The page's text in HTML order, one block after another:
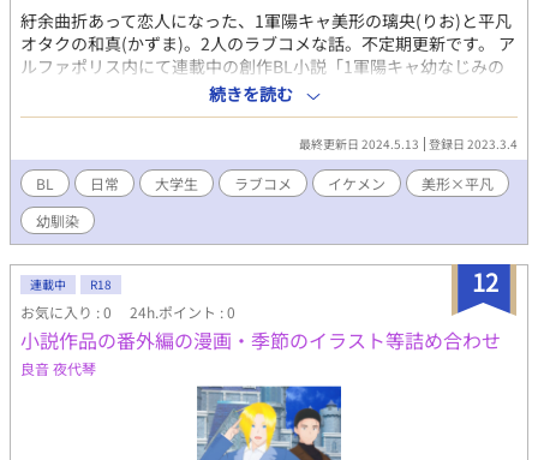
紆余曲折あって恋人になった、1軍陽キャ美形の璃央(りお)と平凡
オタクの和真(かずま)。2人のラブコメな話。不定期更新です。 ア
ルファポリス内にて連載中の創作BL小説「1軍陽キャ幼なじみの
猛攻♡」の番外編的な単発漫画とイラストです。本編の内容はあ
りません。 ※小説本編はR18のため、閲覧の際にはご注意くださ
い。この漫画にR18要素はありません。
続きを読む
最終更新日 2024.5.13 登録日 2023.3.4
BL 日常 大学生 ラブコメ イケメン
美形×平凡
幼馴染
12
連載中 R18
お気に入り : 0 24h.ポイント : 0
小説作品の番外編の漫画・季節のイラスト等詰め合わせ
良音 夜代琴